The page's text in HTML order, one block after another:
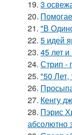
19. 3
20.
21. "В
22. 5 идей
23. 45 лет и
24. Стрип -
25. "50 Лет,
26.
27. Кенгу
28. Пэрис
абсолютно